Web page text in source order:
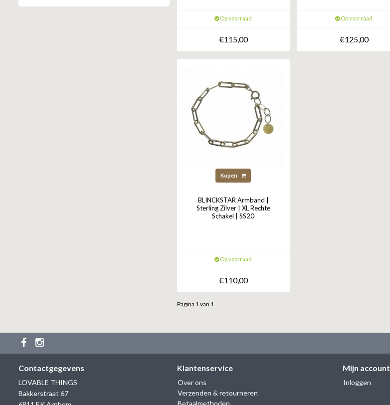
Op voorraad
€115,00
Op voorraad
€125,00
Kopen
BLINCKSTAR Armband |
Sterling Zilver | XL Rechte
Schakel | SS20
Op voorraad
€110,00
Pagina 1 van 1
Contactgegevens
LOVABLE THINGS
Bakkerstraat 67
Klantenservice
Over ons
Verzenden & retourneren
Mijn account
Inloggen